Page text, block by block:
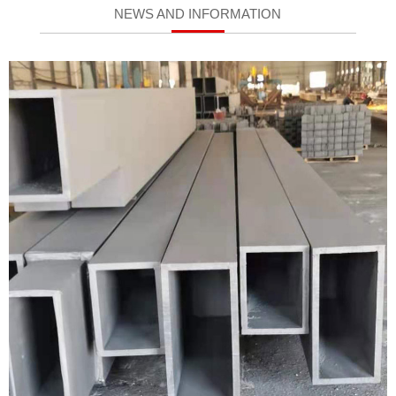
NEWS AND INFORMATION